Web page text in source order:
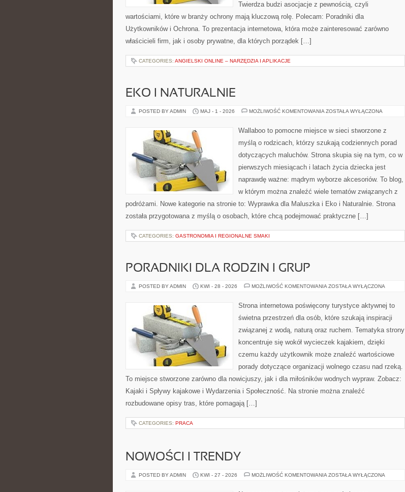
Twierdza budzi asocjacje z pewnością, czyli
wartościami, które w branży ochrony mają kluczową rolę. Polecam: Poradniki dla
Użytkowników i Ochrona. To prezentacja internetowa, która może zainteresować zarówno
właścicieli firm, jak i osoby prywatne, dla których porządek […]
CATEGORIES: ANGIELSKI ONLINE – NARZĘDZIA I APLIKACJE
EKO I NATURALNIE
POSTED BY ADMIN MAJ - 1 - 2026 MOŻLIWOŚĆ KOMENTOWANIA EKO
ZOSTAŁA WYŁĄCZONA
Wallaboo to pomocne miejsce w sieci stworzone z
myślą o rodzicach, którzy szukają codziennych porad
dotyczących maluchów. Strona skupia się na tym, co w
pierwszych miesiącach i latach życia dziecka jest
naprawdę ważne: mądrym wyborze akcesoriów. To blog,
w którym można znaleźć wiele tematów związanych z
podróżami. Nowe kategorie na stronie to: Wyprawka dla Maluszka i Eko i Naturalnie. Strona
została przygotowana z myślą o osobach, które chcą podejmować praktyczne […]
CATEGORIES: GASTRONOMIA I REGIONALNE SMAKI
PORADNIKI DLA RODZIN I GRUP
POSTED BY ADMIN KWI - 28 - 2026 MOŻLIWOŚĆ KOMENTOWANIA PORADNIKI
GRUP
ZOSTAŁA WYŁĄCZONA
Strona internetowa poświęcony turystyce aktywnej to
świetna przestrzeń dla osób, które szukają inspiracji
związanej z wodą, naturą oraz ruchem. Tematyka strony
koncentruje się wokół wycieczek kajakiem, dzięki
czemu każdy użytkownik może znaleźć wartościowe
porady dotyczące organizacji wolnego czasu nad rzeką.
To miejsce stworzone zarówno dla nowicjuszy, jak i dla miłośników wodnych wypraw. Zobacz:
Kajaki i Spływy kajakowe i Wydarzenia i Społeczność. Na stronie można znaleźć
rozbudowane opisy tras, które pomagają […]
CATEGORIES: PRACA
NOWOŚCI I TRENDY
POSTED BY ADMIN KWI - 27 - 2026 MOŻLIWOŚĆ KOMENTOWANIA NOWOŚCI
ZOSTAŁA WYŁĄCZONA